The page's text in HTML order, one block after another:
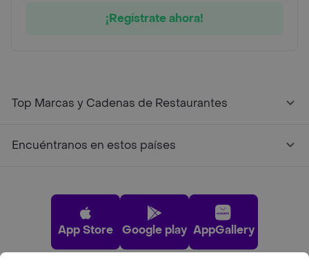
¡Regístrate ahora!
Top Marcas y Cadenas de Restaurantes
Encuéntranos en estos países
App Store Google play AppGallery